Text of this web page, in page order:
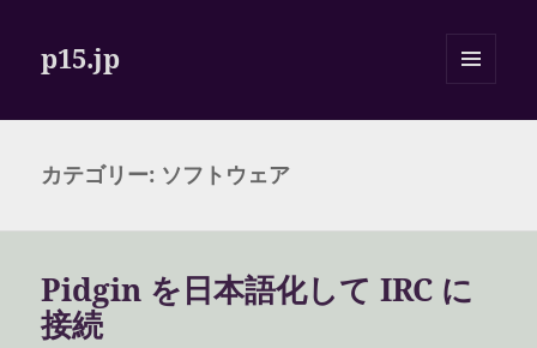
p15.jp
ーとウ
カテゴリー: ソフトウェア
Pidgin を日本語化して IRC に
接続